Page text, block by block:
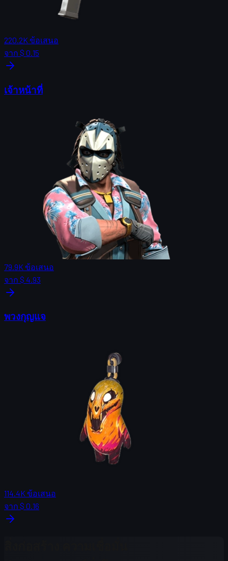
220.2Kข้อเสนอ
จาก $ 0.15
เจ้าหน้าที่
79.9Kข้อเสนอ
จาก $ 4.93
พวงกุญแจ
114.4Kข้อเสนอ
จาก $ 0.16